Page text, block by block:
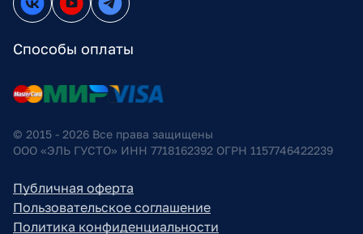
Способы оплаты
© 2015 - 2026 Все права защищены
ООО «ЭЛЬ ГУСТО» ИНН 7718162392 ОГРН 1157746422239
Публичная оферта
Пользовательское соглашение
Политика конфиденциальности